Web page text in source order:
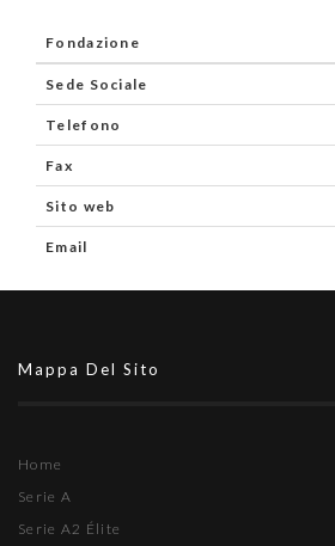
Fondazione
Sede Sociale
Telefono
Fax
Sito web
Email
Mappa Del Sito
Home
Serie A
Serie A2 Élite